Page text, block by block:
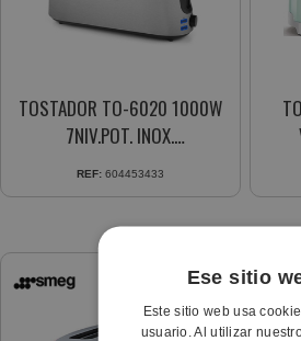
TOSTADOR TO-6020 1000W
7NIV.POT. INOX.
FUNC.DESCONGELACION
REF: 604453433
Ese sitio
Este sitio web usa
usuario. Al utilizar